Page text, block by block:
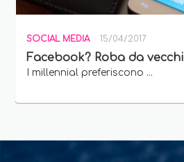
SOCIAL MEDIA 15/04/2017
Facebook? Roba da vecchi
I millennial preferiscono ...